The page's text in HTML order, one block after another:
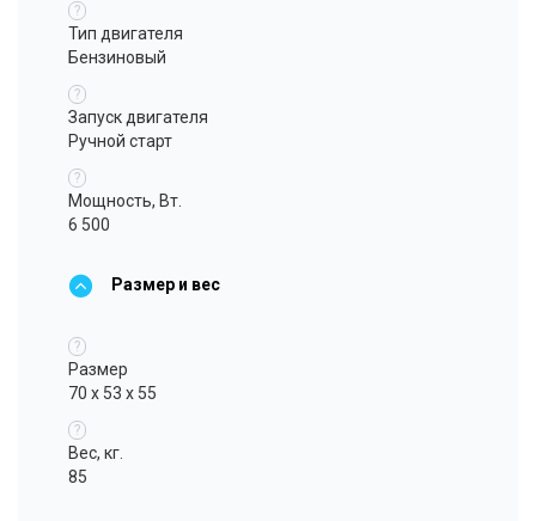
?
Тип двигателя
Бензиновый
?
Запуск двигателя
Ручной старт
?
Мощность, Вт.
6 500
Размер и вес
?
Размер
70 x 53 x 55
?
Вес, кг.
85